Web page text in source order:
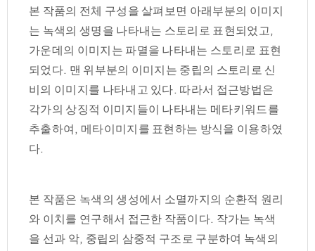
본 작품의 전체 구성을 살펴보면 아래부분의 이미지
는 녹색의 생명을 나타내는 스토리로 표현되었고,
가운데의 이미지는 파멸을 나타내는 스토리로 표현
되었다. 맨 위부분의 이미지는 중립의 스토리로 신
비의 이미지를 나타내고 있다. 따라서 접근방법은
각가의 상징적 이미지들이 나타내는 메타키워드를
추출하여, 메타이미지를 표현하는 방식을 이용하였
다.
본 작품은 녹색의 생성에서 소멸까지의 순환적 원리
와 이치를 연구해서 접근한 작품이다. 작가는 녹색
을 선과 악, 중립의 삼중적 구조로 구분하여 녹색의